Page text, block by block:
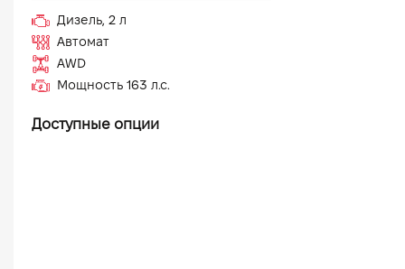
Дизель, 2 л
Автомат
AWD
Мощность 163 л.с.
Доступные опции